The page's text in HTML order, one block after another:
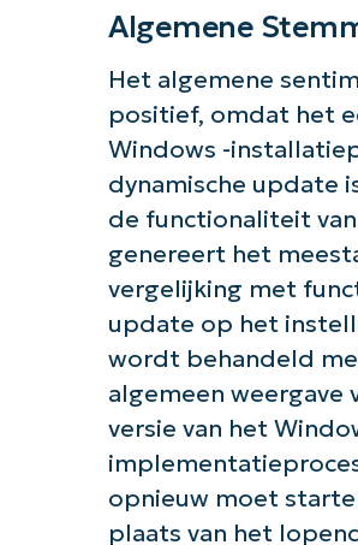
Algemene
Het algemene
positief, omdat het
Windows -
dynamische update
de functionaliteit
genereert het
vergelijking met
update op het
wordt behandeld
algemeen weergave
versie van het
opnieuw moet
plaats van het